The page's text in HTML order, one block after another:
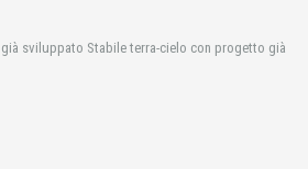
sviluppato Stabile terra-cielo con progetto già